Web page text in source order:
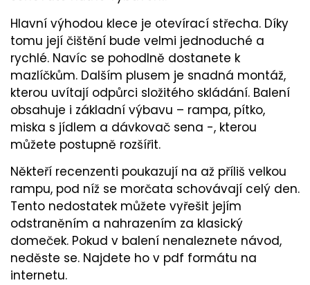
Hlavní výhodou klece je otevírací střecha. Díky
tomu její čištění bude velmi jednoduché a
rychlé. Navíc se pohodlně dostanete k
mazlíčkům. Dalším plusem je snadná montáž,
kterou uvítají odpůrci složitého skládání. Balení
obsahuje i základní výbavu – rampa, pítko,
miska s jídlem a dávkovač sena -, kterou
můžete postupně rozšířit.
Někteří recenzenti poukazují na až příliš velkou
rampu, pod níž se morčata schovávají celý den.
Tento nedostatek můžete vyřešit jejím
odstraněním a nahrazením za klasický
domeček. Pokud v balení nenaleznete návod,
neděste se. Najdete ho v pdf formátu na
internetu.